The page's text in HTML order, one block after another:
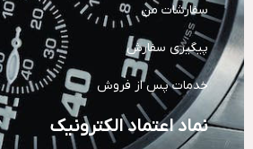
سفارشات من
پیگیری سفارش
خدمات پس از فروش
نماد اعتماد الکترونیک